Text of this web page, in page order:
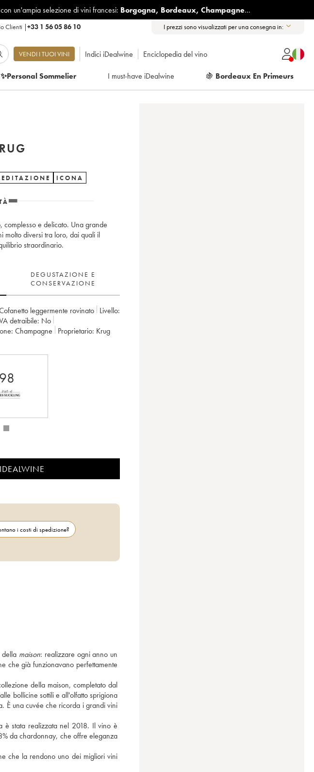
un'ampia selezione di vini francesi: Borgogna, Bordeaux, Champagne...
Clienti |+33 1 56 05 86 10 I prezzi sono visualizzati per una consegna in:
VENDI I TUOI VINI Indici iDealwine Enciclopedia del vino
✨Personal Sommelier I must-have iDealwine 🍇 Bordeaux En Primeurs
ICONA
complesso e delicato. Una grande
molto diversi tra loro, dai quali il
straordinario.
DEGUSTAZIONE E
CONSERVAZIONE
leggermente rovinato Livello:
detraibile:
no
Champagne Proprietario: Krug
98
i costi di spedizione?
maison: realizzare ogni anno un
che già funzionavano perfettamente
della maison, completato dal
bollicine sottili e all'olfatto sprigiona
È una cuvée che ricorda i grandi vini
stata realizzata nel 2018. Il vino è
da chardonnay, che offre eleganza
che la rendono uno dei migliori vini